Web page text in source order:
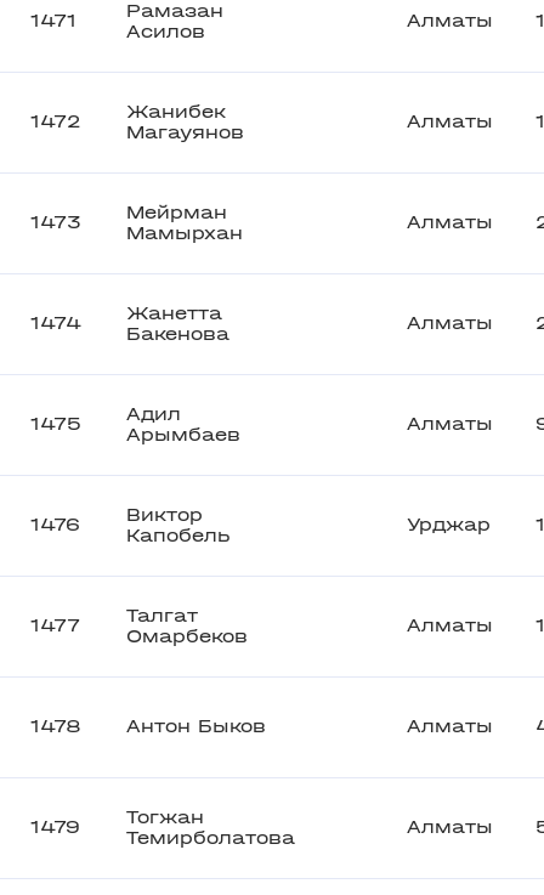
1471
Рамазан
Асилов
Алматы
1472
Жанибек
Магауянов
Алматы
1473
Мейрман
Мамырхан
Алматы
1474
Жанетта
Бакенова
Алматы
1475
Адил
Арымбаев
Алматы
1476
Виктор
Капобель
Урджар
1477
Талгат
Омарбеков
Алматы
1478 Антон Быков Алматы
1479
Тогжан
Темирболатова
Алматы